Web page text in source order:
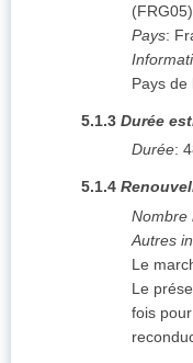
(FRG05)
Pays:
Pays de
5.1.3 Durée
Durée:
5.1.4
Nombre
Autres
Le
Le
fois